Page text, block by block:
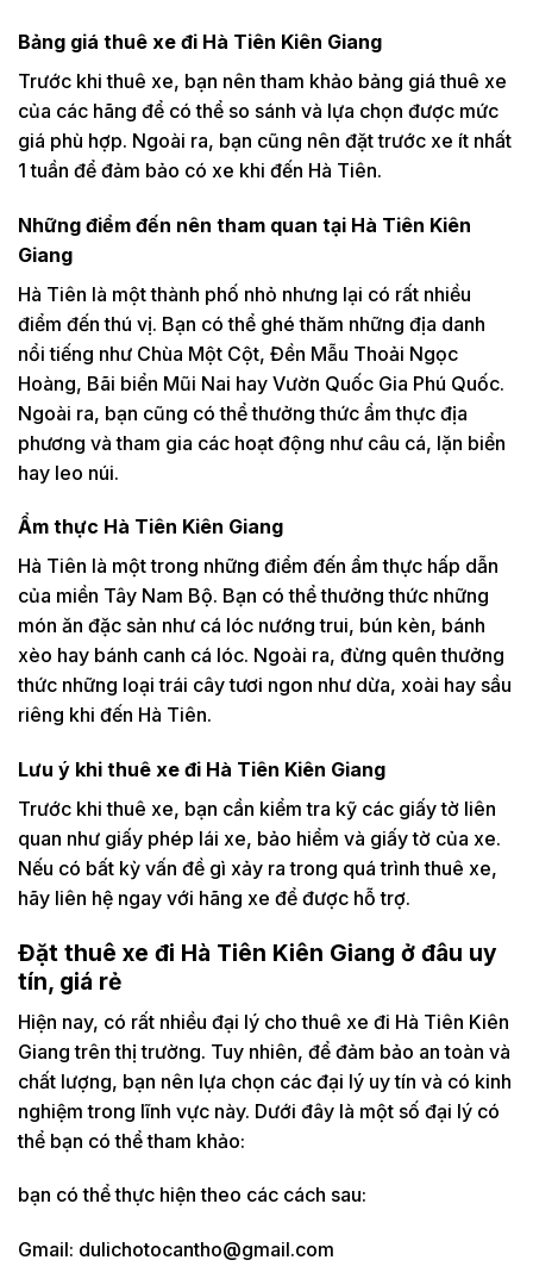
Bảng giá thuê xe đi Hà Tiên Kiên Giang
Trước khi thuê xe, bạn nên tham khảo bảng giá thuê xe
của các hãng để có thể so sánh và lựa chọn được mức
giá phù hợp. Ngoài ra, bạn cũng nên đặt trước xe ít nhất
1 tuần để đảm bảo có xe khi đến Hà Tiên.
Những điểm đến nên tham quan tại Hà Tiên Kiên
Giang
Hà Tiên là một thành phố nhỏ nhưng lại có rất nhiều
điểm đến thú vị. Bạn có thể ghé thăm những địa danh
nổi tiếng như Chùa Một Cột, Đền Mẫu Thoải Ngọc
Hoàng, Bãi biển Mũi Nai hay Vườn Quốc Gia Phú Quốc.
Ngoài ra, bạn cũng có thể thưởng thức ẩm thực địa
phương và tham gia các hoạt động như câu cá, lặn biển
hay leo núi.
Ẩm thực Hà Tiên Kiên Giang
Hà Tiên là một trong những điểm đến ẩm thực hấp dẫn
của miền Tây Nam Bộ. Bạn có thể thưởng thức những
món ăn đặc sản như cá lóc nướng trui, bún kèn, bánh
xèo hay bánh canh cá lóc. Ngoài ra, đừng quên thưởng
thức những loại trái cây tươi ngon như dừa, xoài hay sầu
riêng khi đến Hà Tiên.
Lưu ý khi thuê xe đi Hà Tiên Kiên Giang
Trước khi thuê xe, bạn cần kiểm tra kỹ các giấy tờ liên
quan như giấy phép lái xe, bảo hiểm và giấy tờ của xe.
Nếu có bất kỳ vấn đề gì xảy ra trong quá trình thuê xe,
hãy liên hệ ngay với hãng xe để được hỗ trợ.
Đặt thuê xe đi Hà Tiên Kiên Giang ở đâu uy
tín, giá rẻ
Hiện nay, có rất nhiều đại lý cho thuê xe đi Hà Tiên Kiên
Giang trên thị trường. Tuy nhiên, để đảm bảo an toàn và
chất lượng, bạn nên lựa chọn các đại lý uy tín và có kinh
nghiệm trong lĩnh vực này. Dưới đây là một số đại lý có
thể bạn có thể tham khảo:
bạn có thể thực hiện theo các cách sau:
Gmail: dulichotocantho@gmail.com